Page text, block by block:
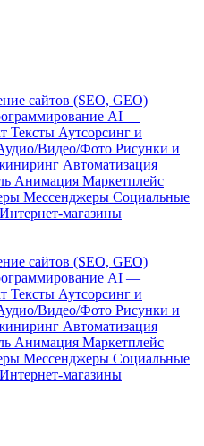
сайтов (SEO, GEO)
AI —
Тексты Аутсорсинг и
Видео/Фото Рисунки и
Автоматизация
Анимация Маркетплейс
Мессенджеры Социальные
Интернет-магазины
сайтов (SEO, GEO)
AI —
Тексты Аутсорсинг и
Видео/Фото Рисунки и
Автоматизация
Анимация Маркетплейс
Мессенджеры Социальные
Интернет-магазины